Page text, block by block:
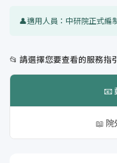
👤適用人員：中研院正式編
📂 請選擇您要查看的服務指
📧
📖